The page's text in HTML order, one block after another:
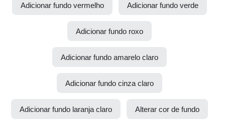
Adicionar fundo vermelho Adicionar fundo verde
Adicionar fundo roxo
Adicionar fundo amarelo claro
Adicionar fundo cinza claro
Adicionar fundo laranja claro Alterar cor de fundo